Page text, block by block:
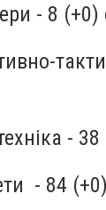
- 8 (+0)
-
- 84